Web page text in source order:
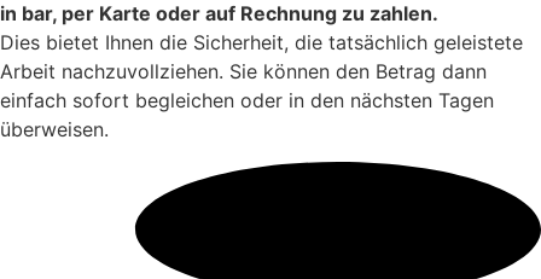
in bar, per Karte oder auf Rechnung zu zahlen.
Dies bietet Ihnen die Sicherheit, die tatsächlich geleistete
Arbeit nachzuvollziehen. Sie können den Betrag dann
einfach sofort begleichen oder in den nächsten Tagen
überweisen.